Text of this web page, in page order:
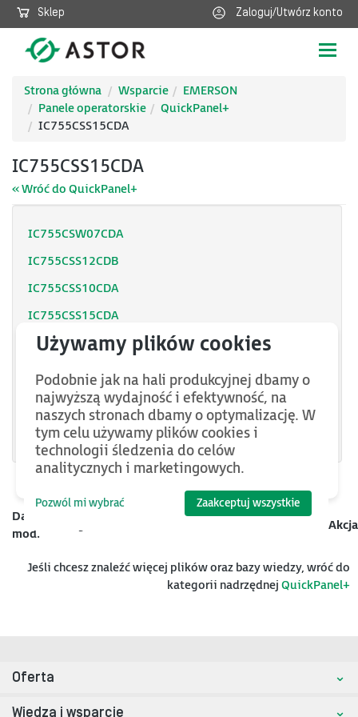
Sklep Zaloguj/Utwórz konto
Strona główna
Wsparcie
EMERSON
Panele operatorskie
QuickPanel+
IC755CSS15CDA
IC755CSS15CDA
« Wróć do QuickPanel+
IC755CSW07CDA
IC755CSS12CDB
IC755CSS10CDA
IC755CSS15CDA
IC755CSS06RDA
IC755CSS10CDACA
IC755CSS12CDBCA
IC755CSS15CDACA
Data
mod.
Akcja
Jeśli chcesz znaleźć więcej plików oraz bazy wiedzy, wróć do
kategorii nadrzędnej QuickPanel+
Oferta
Wiedza i wsparcie
Podobnie jak na hali produkcyjnej dbamy o
najwyższą wydajność i efektywność, na
naszych stronach dbamy o optymalizację. W
tym celu używamy plików cookies i
technologii śledzenia do celów
analitycznych i marketingowych.
Pozwól mi wybrać Zaakceptuj wszystkie